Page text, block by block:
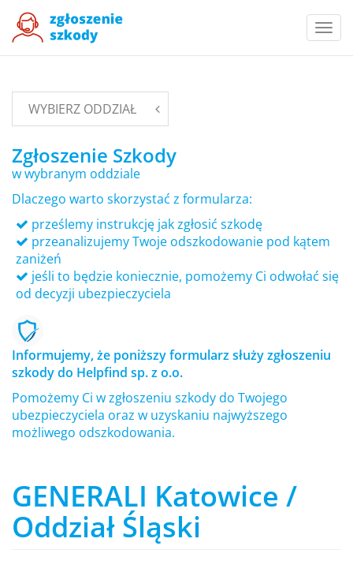
WYBIERZ ODDZIAŁ
Zgłoszenie Szkody
w wybranym oddziale
Dlaczego warto skorzystać z formularza:
prześlemy instrukcję jak zgłosić szkodę
przeanalizujemy Twoje odszkodowanie pod kątem
zaniżeń
jeśli to będzie koniecznie, pomożemy Ci odwołać się
od decyzji ubezpieczyciela
Informujemy, że poniższy formularz służy zgłoszeniu
szkody do Helpfind sp. z o.o.
Pomożemy Ci w zgłoszeniu szkody do Twojego
ubezpieczyciela oraz w uzyskaniu najwyższego
możliwego odszkodowania.
GENERALI Katowice /
Oddział Śląski